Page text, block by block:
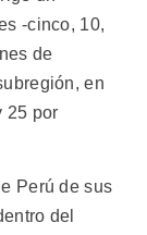
-cinco, 10,
de
en
25 por
Perú de sus
del